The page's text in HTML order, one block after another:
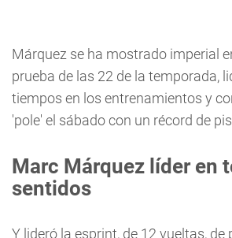
Márquez se ha mostrado imperial
prueba de las 22 de la temporada,
tiempos en los entrenamientos y
'pole' el sábado con un récord de
Marc Márquez líder en
sentidos
Y lideró la esprint, de 12 vueltas, de